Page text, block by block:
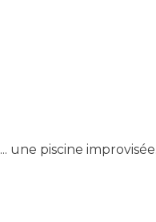
... une piscine